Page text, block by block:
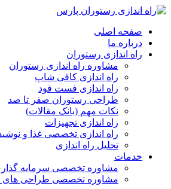
صفحه اصلی
درباره ما
راه اندازی رستوران
مشاوره راه اندازی رستوران
راه اندازی کافی شاپ
راه اندازی فست فود
طراحی رستوران صفر تا صد
نکات مهم (بانک مقالات)
راه اندازی تجهیزات
راه اندازی تخصصی غذا و
تحلیل راه اندازی
خدمات
مشاوره تخصصی سرمایه
مشاوره تخصصی طراحی های